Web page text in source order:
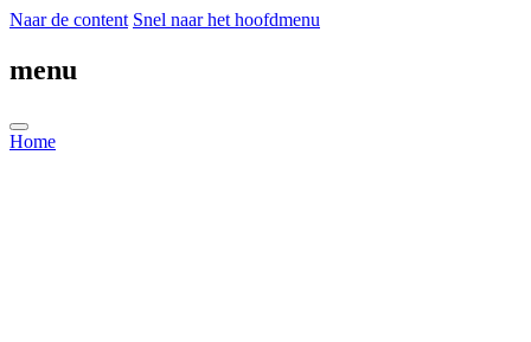
Naar de content Snel naar het hoofdmenu
menu
Home